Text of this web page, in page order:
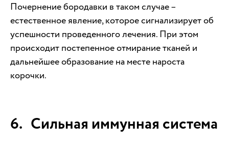
Почернение бородавки в таком случае –
естественное явление, которое сигнализирует об
успешности проведенного лечения. При этом
происходит постепенное отмирание тканей и
дальнейшее образование на месте нароста
корочки.
Сильная иммунная система